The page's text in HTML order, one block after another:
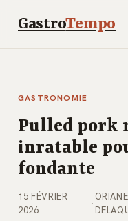
GastroTempo
GASTRONOMIE
Pulled pork
inratable
fondante
15 FÉVRIER
2026
·
ORIANE